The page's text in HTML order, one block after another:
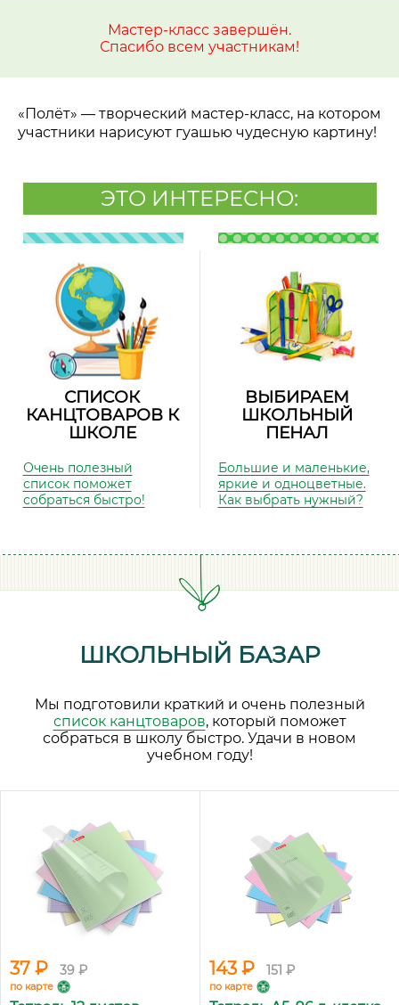
Мастер-класс завершён.
Спасибо всем участникам!
«Полёт» — творческий мастер-класс, на котором
участники нарисуют гуашью чудесную картину!
ЭТО ИНТЕРЕСНО:
СПИСОК
КАНЦТОВАРОВ К
ШКОЛЕ
Очень полезный
список поможет
собраться быстро!
ВЫБИРАЕМ
ШКОЛЬНЫЙ
ПЕНАЛ
Большие и маленькие,
яркие и одноцветные.
Как выбрать нужный?
ШКОЛЬНЫЙ БАЗАР
Мы подготовили краткий и очень полезный
список канцтоваров, который поможет
собраться в школу быстро. Удачи в новом
учебном году!
37 ₽ 39 ₽
по карте
143 ₽ 151 ₽
по карте